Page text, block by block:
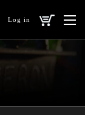
Log in